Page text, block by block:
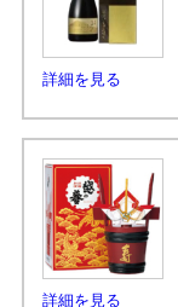
詳細を見る
詳細を見る